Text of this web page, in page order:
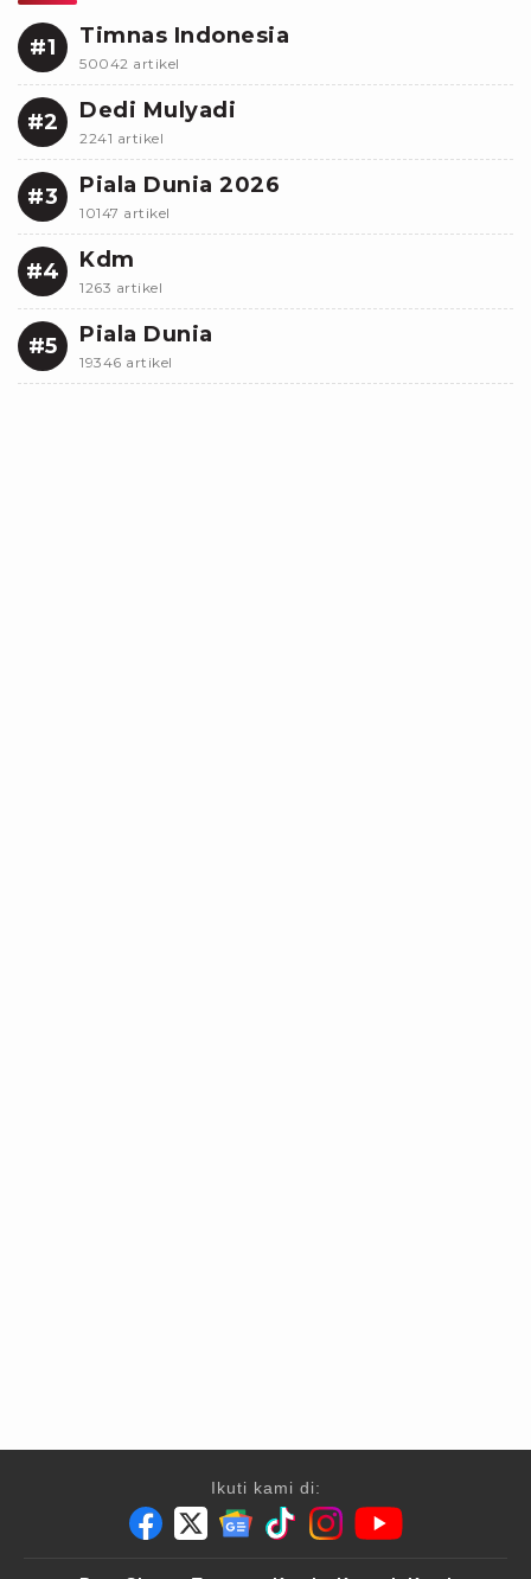
#1 Timnas Indonesia
50042 artikel
#2 Dedi Mulyadi
2241 artikel
#3 Piala Dunia 2026
10147 artikel
#4 Kdm
1263 artikel
#5 Piala Dunia
19346 artikel
Ikuti kami di: